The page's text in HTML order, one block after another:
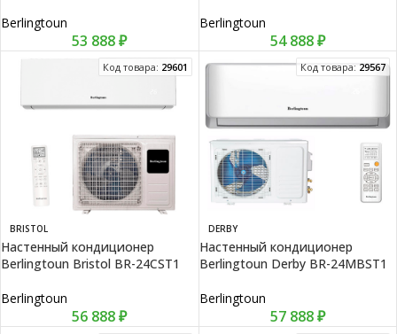
Berlingtoun
53 888₽
Berlingtoun
54 888₽
Код товара: 29601
BRISTOL
Настенный кондиционер
Berlingtoun Bristol BR-24CST1
Berlingtoun
56 888₽
Код товара: 29567
DERBY
Настенный кондиционер
Berlingtoun Derby BR-24MBST1
Berlingtoun
57 888₽